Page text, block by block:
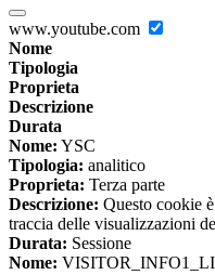
www.youtube.com
Nome
Tipologia
Proprieta
Descrizione
Durata
Nome: YSC
Tipologia: analitico
Proprieta: Terza parte
Descrizione: Questo cookie
traccia delle visualizzazioni
Durata: Sessione
Nome: